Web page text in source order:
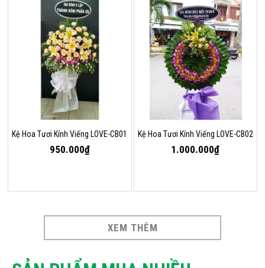
Kệ Hoa Tươi Kính Viếng LOVE-CB01
950.000₫
Kệ Hoa Tươi Kính Viếng LOVE-CB02
1.000.000₫
XEM THÊM